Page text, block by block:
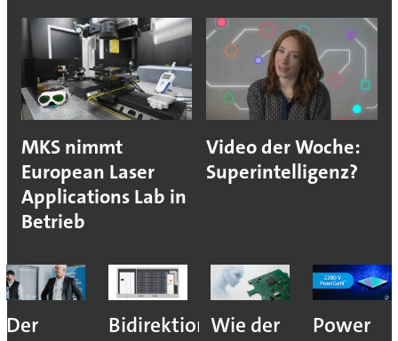
MKS nimmt
European Laser
Applications Lab in
Betrieb
Video der Woche:
Superintelligenz?
Der
BidirektionalesWie der
Power